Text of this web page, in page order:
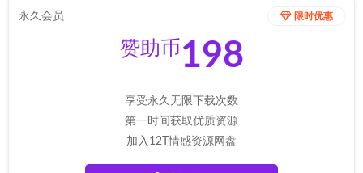
限时优惠
永久会员
赞助币 198
享受永久无限下载次数
第一时间获取优质资源
加入12T情感资源网盘